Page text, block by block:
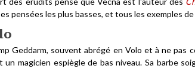
pensées les plus basses, et tous les exemples
Geddarm, souvent abrégé en Volo et à ne pas
un magicien espiègle de bas niveau. Sa barbe